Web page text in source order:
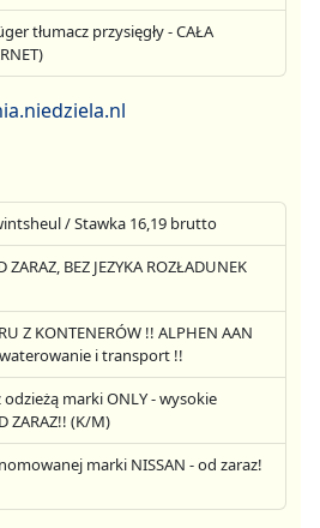
tłumacz przysięgły - CAŁA
/ Stawka 16,19 brutto
BEZ JEZYKA ROZŁADUNEK
Z KONTENERÓW !! ALPHEN AAN
i transport !!
marki ONLY - wysokie
ZARAZ!! (K/M)
marki NISSAN - od zaraz!